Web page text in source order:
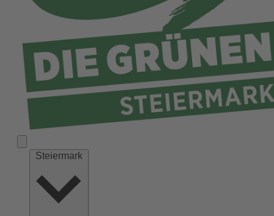
Murtal
Südoststeiermark
Voitsberg
Steiermark